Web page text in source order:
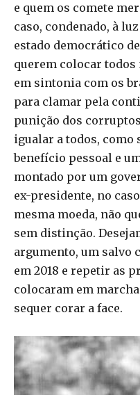
e quem os comete
caso, condenado, à
estado democrático
querem colocar todos
em sintonia com os
para clamar pela
punição dos
igualar a todos, como
benefício pessoal e
montado por um
ex-presidente, no
mesma moeda, não
sem distinção.
argumento, um salvo
em 2018 e repetir as
colocaram em
sequer corar a face.